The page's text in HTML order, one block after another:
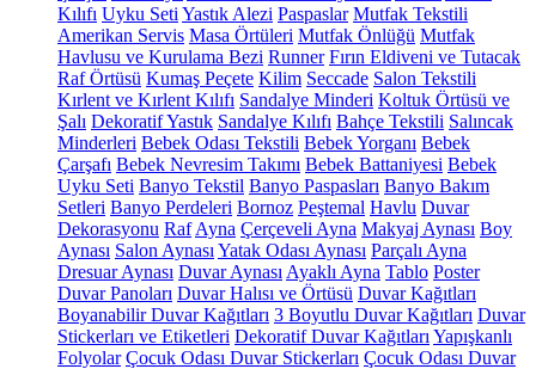
Kılıfı Uyku Seti Yastık Alezi Paspaslar Mutfak Tekstili
Amerikan Servis Masa Örtüleri Mutfak Önlüğü Mutfak
Havlusu ve Kurulama Bezi Runner Fırın Eldiveni ve Tutacak
Raf Örtüsü Kumaş Peçete Kilim Seccade Salon Tekstili
Kırlent ve Kırlent Kılıfı Sandalye Minderi Koltuk Örtüsü ve
Şalı Dekoratif Yastık Sandalye Kılıfı Bahçe Tekstili Salıncak
Minderleri Bebek Odası Tekstili Bebek Yorganı Bebek
Çarşafı Bebek Nevresim Takımı Bebek Battaniyesi Bebek
Uyku Seti Banyo Tekstil Banyo Paspasları Banyo Bakım
Setleri Banyo Perdeleri Bornoz Peştemal Havlu Duvar
Dekorasyonu Raf Ayna Çerçeveli Ayna Makyaj Aynası Boy
Aynası Salon Aynası Yatak Odası Aynası Parçalı Ayna
Dresuar Aynası Duvar Aynası Ayaklı Ayna Tablo Poster
Duvar Panoları Duvar Halısı ve Örtüsü Duvar Kağıtları
Boyanabilir Duvar Kağıtları 3 Boyutlu Duvar Kağıtları Duvar
Stickerları ve Etiketleri Dekoratif Duvar Kağıtları Yapışkanlı
Folyolar Çocuk Odası Duvar Stickerları Çocuk Odası Duvar